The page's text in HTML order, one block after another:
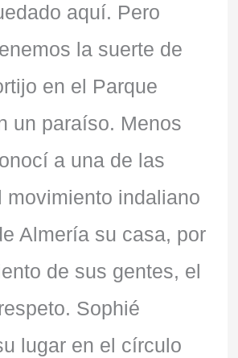
aquí. Pero
la suerte de
en el Parque
un paraíso. Menos
a una de las
movimiento indaliano
Almería su casa, por
de sus gentes, el
Sophié
lugar en el círculo